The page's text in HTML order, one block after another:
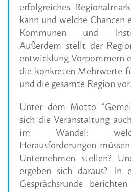
erfolgreiches
kann und welche Chancen
Kommunen und
Außerdem stellt der
entwicklung Vorpommern
die konkreten Mehrwerte
und die gesamte Region vor.
Unter dem Motto
sich die Veranstaltung
im Wandel:
Herausforderungen
Unternehmen stellen?
ergeben sich daraus? In
Gesprächsrunde